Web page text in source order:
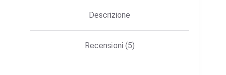
Descrizione
Recensioni (5)